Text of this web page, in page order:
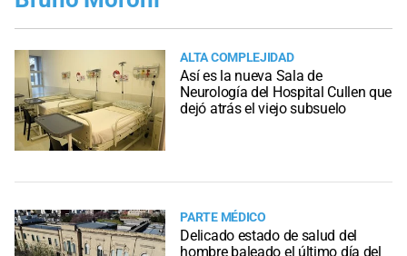
ALTA COMPLEJIDAD
Así es la nueva Sala de
Neurología del Hospital Cullen que
dejó atrás el viejo subsuelo
PARTE MÉDICO
Delicado estado de salud del
hombre baleado el último día del